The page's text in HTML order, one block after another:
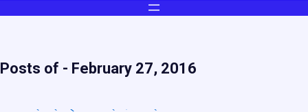
Posts of - February 27, 2016